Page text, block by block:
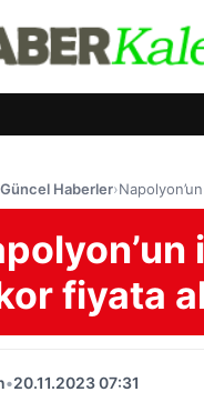
Güncel Haberler›
fiyata
•20.11.2023 07:31